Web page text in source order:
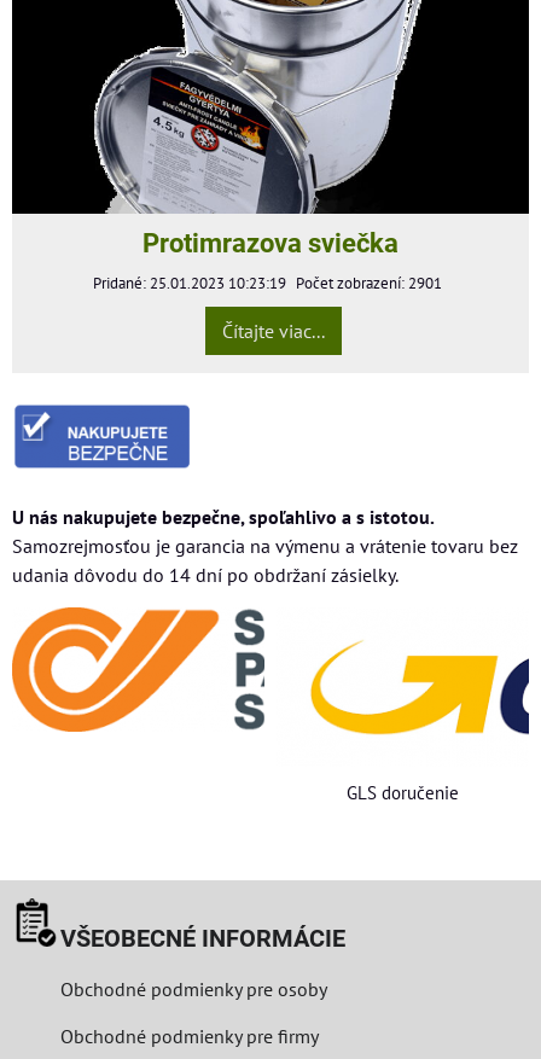
Protimrazova sviečka
Pridané: 25.01.2023 10:23:19 Počet zobrazení: 2901
Čítajte viac...
U nás nakupujete bezpečne, spoľahlivo a s istotou.
Samozrejmosťou je garancia na výmenu a vrátenie tovaru bez
udania dôvodu do 14 dní po obdržaní zásielky.
GLS doručenie
VŠEOBECNÉ INFORMÁCIE
Obchodné podmienky pre osoby
Obchodné podmienky pre firmy